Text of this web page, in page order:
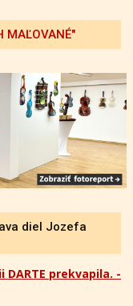
MAĽOVANÉ"
diel Jozefa
DARTE prekvapila. -